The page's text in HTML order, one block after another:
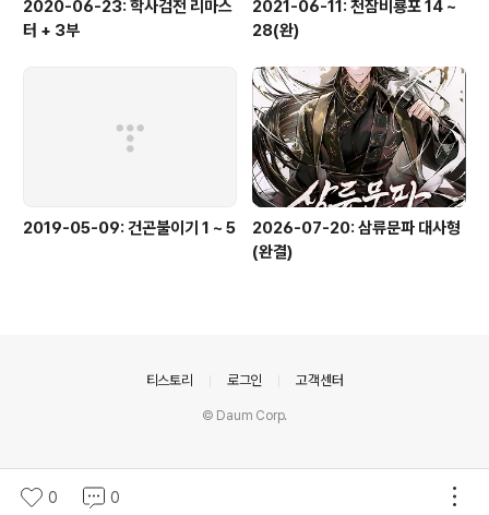
2020-06-23: 학사검전 리마스
터 + 3부
2021-06-11: 천잠비룡포 14 ~
28(완)
2019-05-09: 건곤불이기 1 ~ 5
2026-07-20: 삼류문파 대사형
(완결)
0 0
티스토리 로그인 고객센터
© Daum Corp.